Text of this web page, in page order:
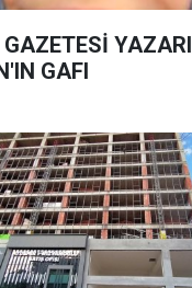
YAZARI
GAFI